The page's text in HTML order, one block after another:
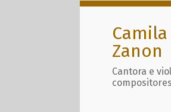
Zanon
Cantora e